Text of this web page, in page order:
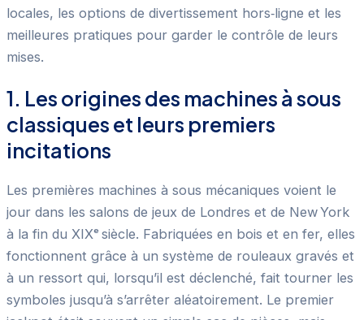
locales, les options de divertissement hors‑ligne et les
meilleures pratiques pour garder le contrôle de leurs
mises.
1. Les origines des machines à sous
classiques et leurs premiers
incitations
Les premières machines à sous mécaniques voient le
jour dans les salons de jeux de Londres et de New York
à la fin du XIXᵉ siècle. Fabriquées en bois et en fer, elles
fonctionnent grâce à un système de rouleaux gravés et
à un ressort qui, lorsqu’il est déclenché, fait tourner les
symboles jusqu’à s’arrêter aléatoirement. Le premier